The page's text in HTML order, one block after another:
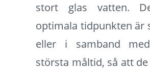
stort glas vatten.
optimala tidpunkten är
eller i samband
största måltid, så att